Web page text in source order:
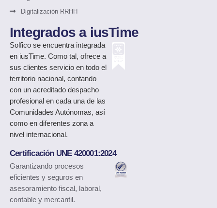
Digitalización RRHH
Integrados a iusTime
Solfico se encuentra integrada
en iusTime. Como tal, ofrece a
sus clientes servicio en todo el
territorio nacional, contando
con un acreditado despacho
profesional en cada una de las
Comunidades Autónomas, así
como en diferentes zona a
nivel internacional.
Certificación UNE 420001:2024
Garantizando procesos
eficientes y seguros en
asesoramiento fiscal, laboral,
contable y mercantil.